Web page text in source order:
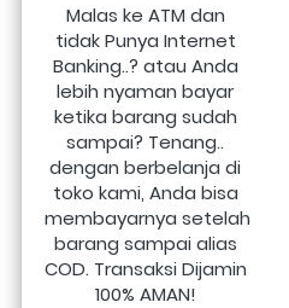
Malas ke ATM dan
tidak Punya Internet
Banking..? atau Anda
lebih nyaman bayar
ketika barang sudah
sampai? Tenang..
dengan berbelanja di
toko kami, Anda bisa
membayarnya setelah
barang sampai alias
COD. Transaksi Dijamin
100% AMAN!